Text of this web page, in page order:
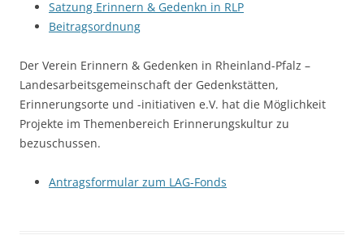
Satzung Erinnern & Gedenkn in RLP
Beitragsordnung
Der Verein Erinnern & Gedenken in Rheinland-Pfalz –
Landesarbeitsgemeinschaft der Gedenkstätten,
Erinnerungsorte und -initiativen e.V. hat die Möglichkeit
Projekte im Themenbereich Erinnerungskultur zu
bezuschussen.
Antragsformular zum LAG-Fonds